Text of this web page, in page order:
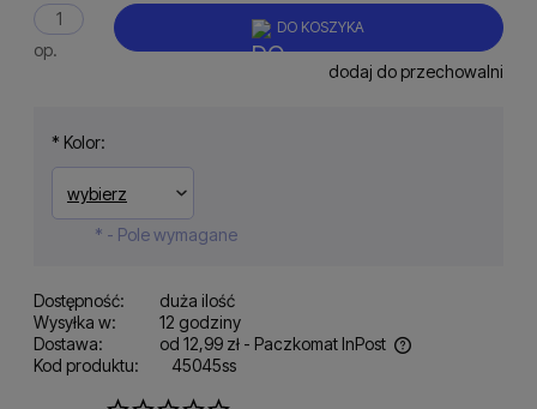
* Kolor:
* - Pole wymagane
op.
DO KOSZYKA
dodaj do przechowalni
Dostępność:
duża ilość
Wysyłka w:
12 godziny
Dostawa:
od 12,99 zł - Paczkomat InPost
Cena nie zawiera ewentualnych kosztów płatności
Kod produktu: 45045ss